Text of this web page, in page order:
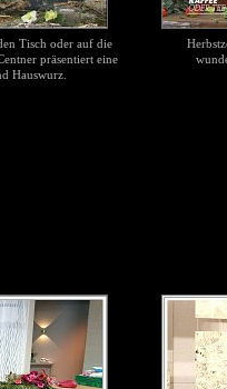
Tisch oder auf die
präsentiert eine
Hauswurz.